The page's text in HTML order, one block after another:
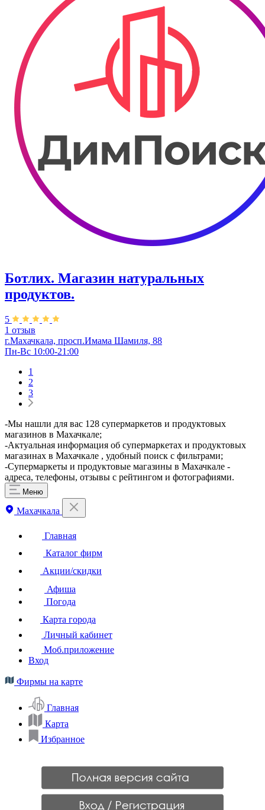
Ботлих. Магазин натуральных
продуктов.
5
1 отзыв
г.Махачкала, просп.Имама Шамиля, 88
Пн-Вс 10:00-21:00
1
2
3
​-Мы нашли для вас 128 супермаркетов и продуктовых
магазинов в Махачкале;
-Актуальная информация об супермаркетах и продуктовых
магазинах в Махачкале , удобный поиск с фильтрами;
-Супермаркеты и продуктовые магазины в Махачкале -
адреса, телефоны, отзывы с рейтингом и фотографиями.
Меню
Махачкала
Главная
Каталог фирм
Акции/скидки
Афиша
Погода
Карта города
Личный кабинет
Моб.приложение
Вход
Фирмы на карте
Главная
Карта
Избранное